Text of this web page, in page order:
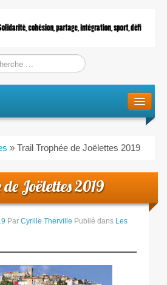
» Trail Trophée de Joëlettes 2019
Joëlettes 2019
Par Cyrille Therville Publié dans Les